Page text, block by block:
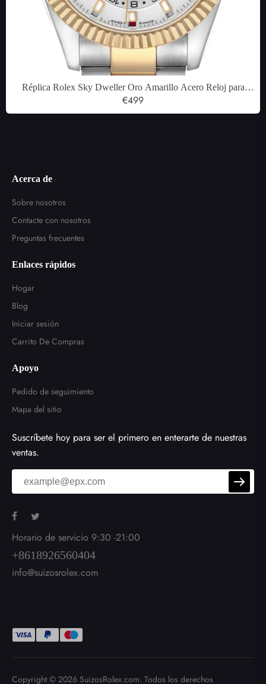
Réplica Rolex Sky Dweller Oro Amarillo Acero Reloj para
Hombre 326933
€499
Acerca de
Sobre nosotros
Contacte con nosotros
Preguntas frecuentes
Enlaces rápidos
Hogar
Blog
Iniciar sesión
Carrito De Compras
Apoyo
Pedido de seguimiento
Mapa del sitio
Suscríbete hoy para ser el primero en enterarte de nuestras
ventas.
Horario de servicio 9:30 -21:00
+8618926560404
info@suizosrolex.com
Copyright © 2026 SuizosRolex.com. Todos los derechos